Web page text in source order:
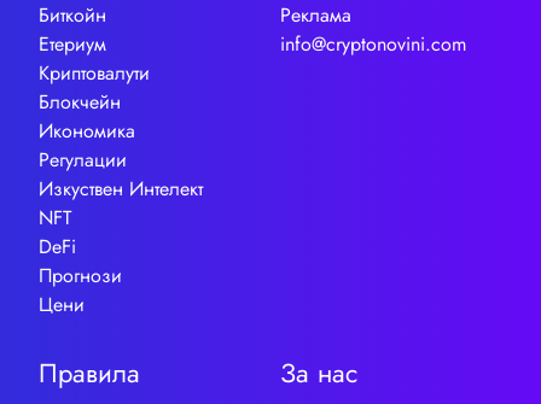
Биткойн
Етериум
Криптовалути
Блокчейн
Икономика
Регулации
Изкуствен Интелект
NFT
DeFi
Прогнози
Цени
Реклама
info@cryptonovini.com
Правила За нас